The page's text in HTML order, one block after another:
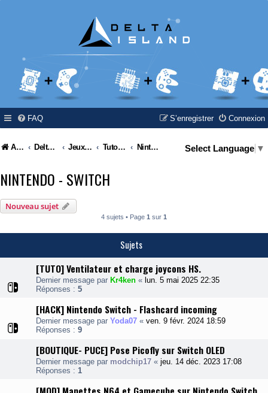
FAQ Connexion
S’enregistrer
Accueil Delta Island Jeux Video Tutoriel / Modding / Hack & Info Nintendo - Switch Select Language ▼
NINTENDO - SWITCH
Nouveau sujet
4 sujets • Page 1 sur 1
Sujets
[TUTO] Ventilateur et charge joycons HS.
Dernier message par Kr4ken « lun. 5 mai 2025 22:35
Réponses : 5
[HACK] Nintendo Switch - Flashcard incoming
Dernier message par Yoda07 « ven. 9 févr. 2024 18:59
Réponses : 9
[BOUTIQUE- PUCE] Pose Picofly sur Switch OLED
Dernier message par modchip17 « jeu. 14 déc. 2023 17:08
Réponses : 1